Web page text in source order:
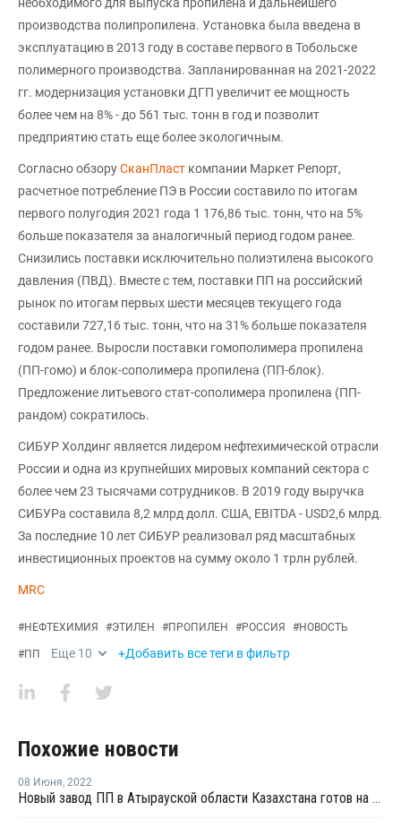
производства полипропилена. Установка была введена в
эксплуатацию в 2013 году в составе первого в Тобольске
полимерного производства. Запланированная на 2021-2022
гг. модернизация установки ДГП увеличит ее мощность
более чем на 8% - до 561 тыс. тонн в год и позволит
предприятию стать еще более экологичным.
Согласно обзоруСканПласт компании Маркет Репорт,
расчетное потребление ПЭ в России составило по итогам
первого полугодия 2021 года 1 176,86 тыс. тонн, что на 5%
больше показателя за аналогичный период годом ранее.
Снизились поставки исключительно полиэтилена высокого
давления (ПВД). Вместе с тем, поставки ПП на российский
рынок по итогам первых шести месяцев текущего года
составили 727,16 тыс. тонн, что на 31% больше показателя
годом ранее. Выросли поставки гомополимера пропилена
(ПП-гомо) и блок-сополимера пропилена (ПП-блок).
Предложение литьевого стат-сополимера пропилена (ПП-
рандом) сократилось.
СИБУР Холдинг является лидером нефтехимической отрасли
России и одна из крупнейших мировых компаний сектора с
более чем 23 тысячами сотрудников. В 2019 году выручка
СИБУРа составила 8,2 млрд долл. США, EBITDA - USD2,6 млрд.
За последние 10 лет СИБУР реализовал ряд масштабных
инвестиционных проектов на сумму около 1 трлн рублей.
MRC
#НЕФТЕХИМИЯ #ЭТИЛЕН #ПРОПИЛЕН #РОССИЯ #НОВОСТЬ
#ПП Еще 10 +Добавить все теги в фильтр
Похожие новости
08 Июня, 2022
Новый завод ПП в Атырауской области Казахстана готов на 99,2%